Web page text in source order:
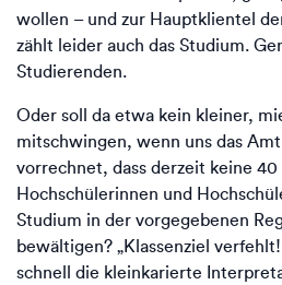
wollen – und zur Hauptklientel
zählt leider auch das Studium.
Studierenden.
Oder soll da etwa kein kleiner,
mitschwingen, wenn uns das
vorrechnet, dass derzeit keine
Hochschülerinnen und
Studium in der vorgegebenen
bewältigen? „Klassenziel
schnell die kleinkarierte